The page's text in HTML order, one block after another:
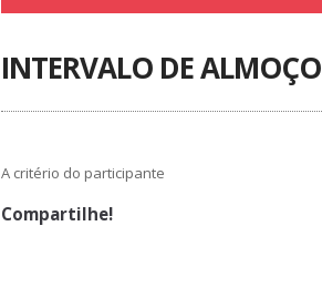
INTERVALO DE ALMOÇO
A critério do participante
Compartilhe!